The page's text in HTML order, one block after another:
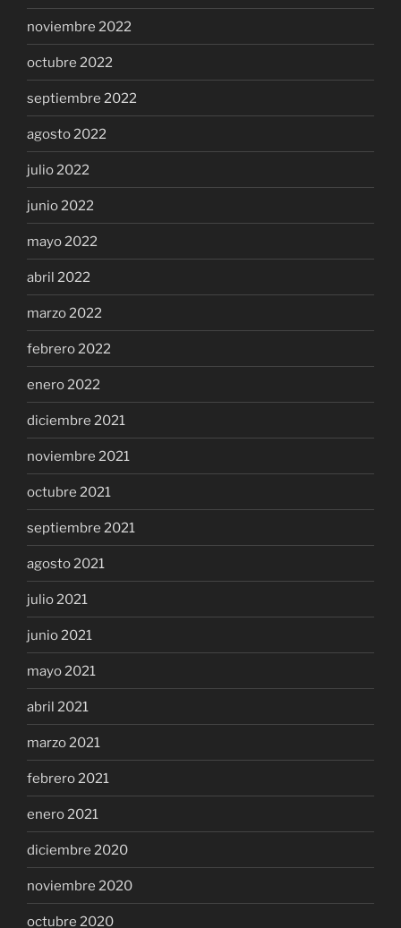
noviembre 2022
octubre 2022
septiembre 2022
agosto 2022
julio 2022
junio 2022
mayo 2022
abril 2022
marzo 2022
febrero 2022
enero 2022
diciembre 2021
noviembre 2021
octubre 2021
septiembre 2021
agosto 2021
julio 2021
junio 2021
mayo 2021
abril 2021
marzo 2021
febrero 2021
enero 2021
diciembre 2020
noviembre 2020
octubre 2020